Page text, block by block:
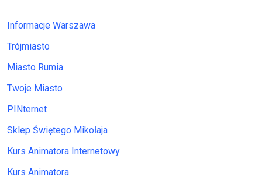
Informacje Warszawa
Trójmiasto
Miasto Rumia
Twoje Miasto
PINternet
Sklep Świętego Mikołaja
Kurs Animatora Internetowy
Kurs Animatora